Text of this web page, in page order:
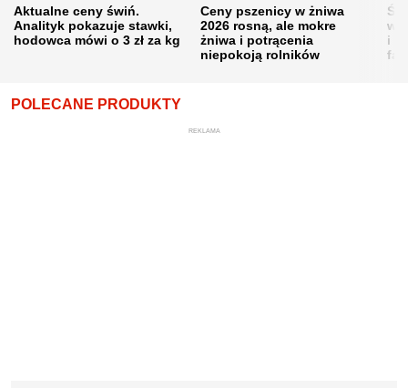
Aktualne ceny świń.
Analityk pokazuje stawki,
hodowca mówi o 3 zł za kg
Ceny pszenicy w żniwa
2026 rosną, ale mokre
żniwa i potrącenia
niepokoją rolników
i
POLECANE PRODUKTY
REKLAMA